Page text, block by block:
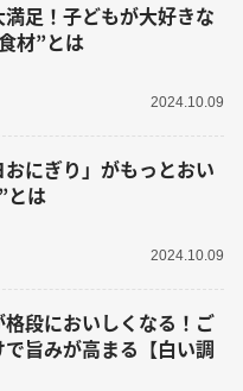
足！子どもが大好きな
材”とは
2024.10.09
にぎり」がもっとおい
とは
2024.10.09
格段においしくなる！ご
旨みが高まる【白い調